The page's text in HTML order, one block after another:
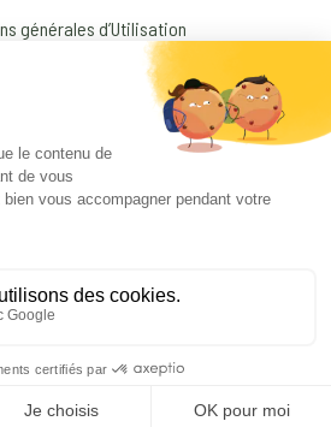
générales d’Utilisation
médical prescrit par votre médecin !
Forestier Minéraux
facebook